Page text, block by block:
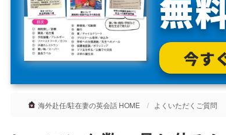
海外赴任/駐在妻の英会話 HOME よくいただくご質問